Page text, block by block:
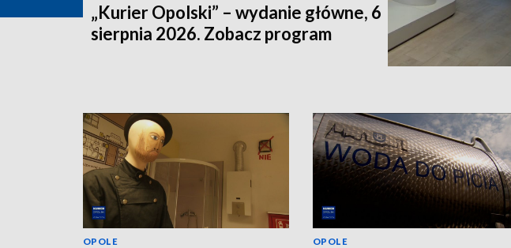
„Kurier Opolski” – wydanie główne, 6
sierpnia 2026. Zobacz program
OPOLE OPOLE